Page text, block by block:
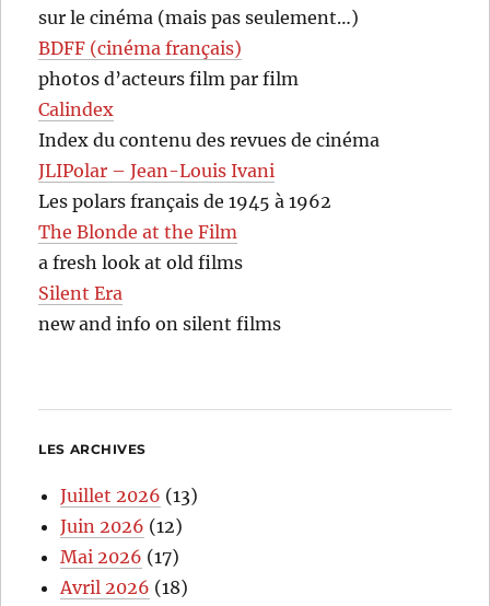
sur le cinéma (mais pas seulement…)
BDFF (cinéma français)
photos d’acteurs film par film
Calindex
Index du contenu des revues de cinéma
JLIPolar – Jean-Louis Ivani
Les polars français de 1945 à 1962
The Blonde at the Film
a fresh look at old films
Silent Era
new and info on silent films
LES ARCHIVES
Juillet 2026 (13)
Juin 2026 (12)
Mai 2026 (17)
Avril 2026 (18)